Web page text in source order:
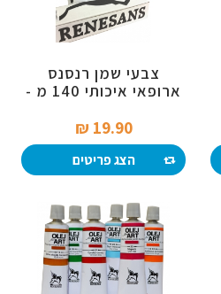
צבעי שמן רנסנס
ארופאי איכותי 140 מ -
19.90 ₪‎
הצג פריטים